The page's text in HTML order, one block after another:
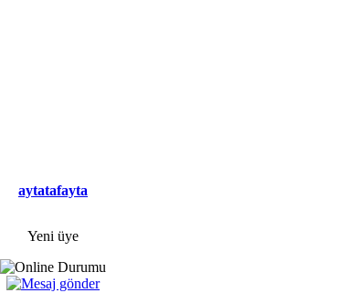
aytatafayta
Yeni üye